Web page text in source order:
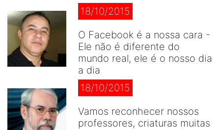
18/10/2015
O Facebook é a nossa cara -
Ele não é diferente do
mundo real, ele é o nosso dia
a dia
18/10/2015
Vamos reconhecer nossos
professores, criaturas muitas